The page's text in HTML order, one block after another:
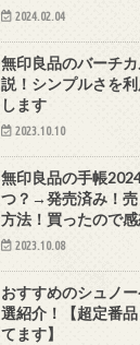
2024.02.04
無印良品のバーチ
説！シンプルさを
します
2023.10.10
無印良品の手帳
つ？→発売済み！売
方法！買ったので感
2023.10.08
おすすめのシュノ
選紹介！【超定番
てます】